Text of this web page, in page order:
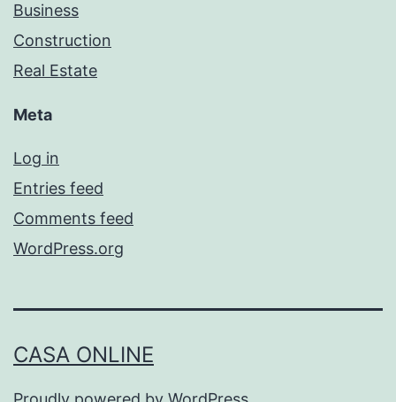
Business
Construction
Real Estate
Meta
Log in
Entries feed
Comments feed
WordPress.org
CASA ONLINE